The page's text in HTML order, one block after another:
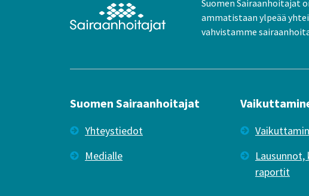
Suomen Sairaanhoitajat
ammatistaan ylpeää
vahvistamme
Suomen Sairaanhoitajat
Yhteystiedot
Medialle
raportit